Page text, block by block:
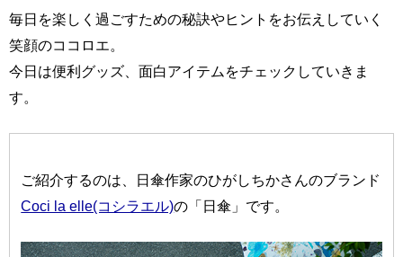
毎日を楽しく過ごすための秘訣やヒントをお伝えしていく
笑顔のココロエ。
今日は便利グッズ、面白アイテムをチェックしていきま
す。
ご紹介するのは、日傘作家のひがしちかさんのブランド
Coci la elle(コシラエル)の「日傘」です。